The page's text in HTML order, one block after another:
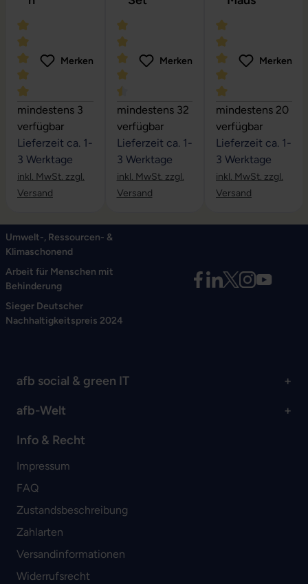
Durchschnittliche Bewertung von 5 von 5 Sternen
Merken
mindestens 3
verfügbar
Lieferzeit ca. 1-
3 Werktage
inkl. MwSt. zzgl.
Versand
Durchschnittliche Bewertung von 4.6
Merken
mindestens 32
verfügbar
Lieferzeit ca. 1-
3 Werktage
inkl. MwSt. zzgl.
Versand
Durchschnittliche
Merken
mindestens 20
verfügbar
Lieferzeit ca. 1-
3 Werktage
inkl. MwSt. zzgl.
Versand
Umwelt-, Ressourcen- &
Klimaschonend
Arbeit für Menschen mit
Behinderung
Sieger Deutscher
Nachhaltigkeitspreis 2024
afb social & green IT
afb-Welt
Info & Recht
Impressum
FAQ
Zustandsbeschreibung
Zahlarten
Versandinformationen
Widerrufsrecht